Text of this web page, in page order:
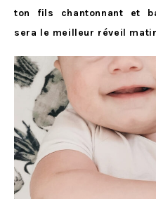
ton fils chantonnant et
sera le meilleur réveil